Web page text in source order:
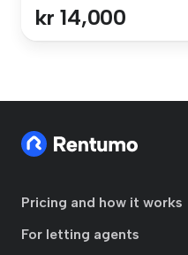
kr 14,000
Pricing and how it works
For letting agents